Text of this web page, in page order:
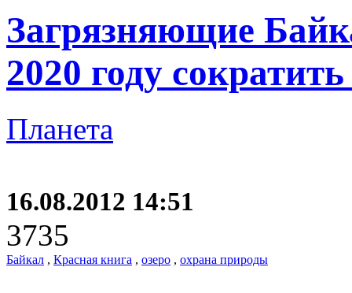
Загрязняющие
2020 году
Планета
16.08.2012 14:51
3735
Байкал , Красная книга , озеро , охрана природы